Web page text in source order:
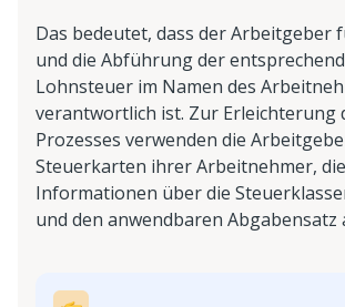
Das bedeutet, dass der Arbeitgeber
und die Abführung der
Lohnsteuer im Namen des
verantwortlich ist. Zur Erleichterung
Prozesses verwenden die
Steuerkarten ihrer Arbeitnehmer, die
Informationen über die
und den anwendbaren Abgabensatz